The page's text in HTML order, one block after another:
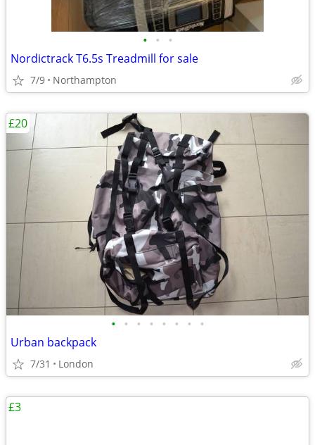
• • •
Nordictrack T6.5s Treadmill for sale
7/9 Northampton
• • • • • • • •
Urban backpack
7/31 London
£20
£3